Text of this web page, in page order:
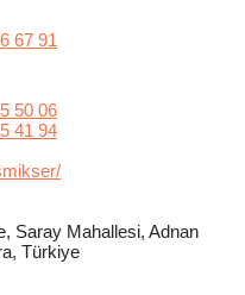
67 91
50 06
41 94
Saray Mahallesi, Adnan
Türkiye